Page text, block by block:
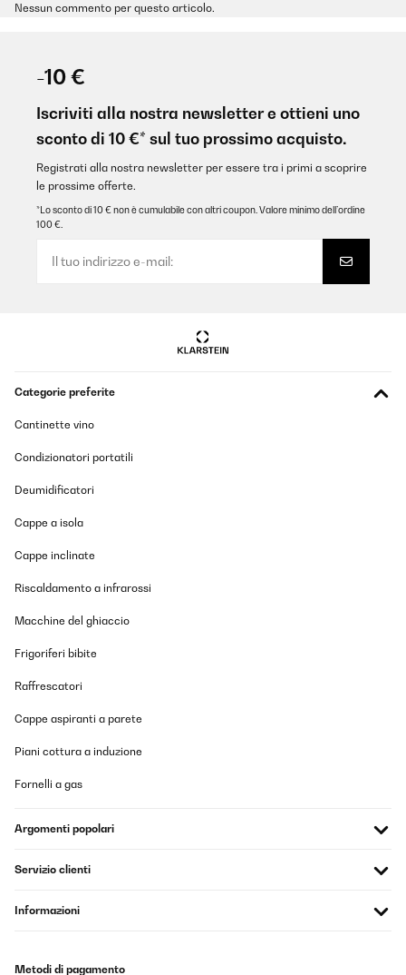
Nessun commento per questo articolo.
-10 €
Iscriviti alla nostra newsletter e ottieni uno
sconto di 10 €* sul tuo prossimo acquisto.
Registrati alla nostra newsletter per essere tra i primi a scoprire
le prossime offerte.
*Lo sconto di 10 € non è cumulabile con altri coupon. Valore minimo dell’ordine
100 €.
Categorie preferite
Cantinette vino
Condizionatori portatili
Deumidificatori
Cappe a isola
Cappe inclinate
Riscaldamento a infrarossi
Macchine del ghiaccio
Frigoriferi bibite
Raffrescatori
Cappe aspiranti a parete
Piani cottura a induzione
Fornelli a gas
Argomenti popolari
Servizio clienti
Informazioni
Metodi di pagamento